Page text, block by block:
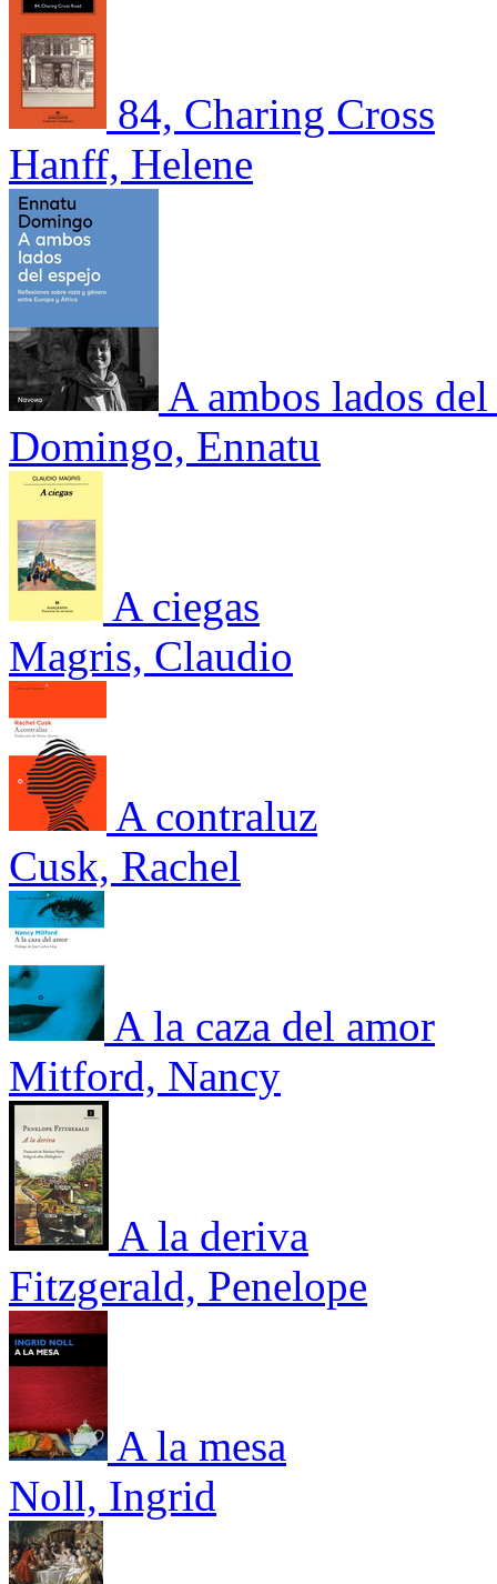
84, Charing Cross
Hanff, Helene
A ambos lados
Domingo, Ennatu
A ciegas
Magris, Claudio
A contraluz
Cusk, Rachel
A la caza del amor
Mitford, Nancy
A la deriva
Fitzgerald, Penelope
A la mesa
Noll, Ingrid